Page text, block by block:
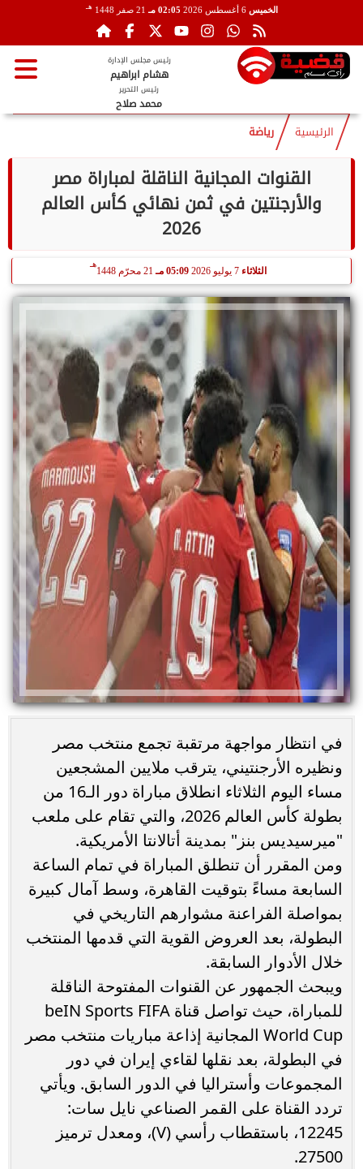
الخميس 6 أغسطس 2026 02:05 مـ 21 صفر 1448 هـ
رئيس مجلس الإدارة
هشام ابراهيم
رئيس التحرير
محمد صلاح
الرئيسية رياضة
القنوات المجانية الناقلة لمباراة مصر
والأرجنتين في ثمن نهائي كأس العالم
2026
الثلاثاء 05:09 مـ 21 محرّم 1448
هـ
في انتظار مواجهة مرتقبة تجمع منتخب مصر
ونظيره الأرجنتيني، يترقب ملايين المشجعين
مساء اليوم الثلاثاء انطلاق مباراة دور الـ16 من
بطولة كأس العالم 2026، والتي تقام على ملعب
"ميرسيديس بنز" بمدينة أتالانتا الأمريكية.
ومن المقرر أن تنطلق المباراة في تمام الساعة
السابعة مساءً بتوقيت القاهرة، وسط آمال كبيرة
بمواصلة الفراعنة مشوارهم التاريخي في
البطولة، بعد العروض القوية التي قدمها المنتخب
خلال الأدوار السابقة.
ويبحث الجمهور عن القنوات المفتوحة الناقلة
للمباراة، حيث تواصل قناة beIN Sports FIFA
World Cup المجانية إذاعة مباريات منتخب مصر
في البطولة، بعد نقلها لقاءي إيران في دور
المجموعات وأستراليا في الدور السابق. ويأتي
تردد القناة على القمر الصناعي نايل سات:
12245، باستقطاب رأسي (V)، ومعدل ترميز
27500.